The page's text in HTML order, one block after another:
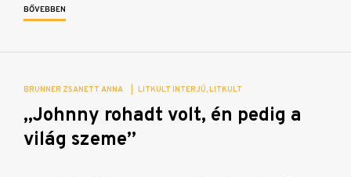
BŐVEBBEN
BRUNNER ZSANETT ANNA LITKULT INTERJÚ LITKULT
„Johnny rohadt volt, én pedig a
világ szeme”